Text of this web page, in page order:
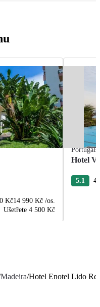
Kč14 990 Kč /os.
Ušetřete 4 500 Kč
Hotel
5.1
Madeira/Hotel Enotel Lido